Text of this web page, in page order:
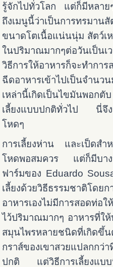
รู้จักไปทั่วโลก แต่ก็มีหลาย
ถึงเมนูนี้ว่าเป็นการทรมาน
ขนาดโตเนื้อแน่นนุ่ม สัตว์เ
ในปริมาณมากๆต่อวันเป็นเ
วิธีการให้อาหารก็จะทำกา
ฉีดอาหารเข้าไปเป็นจำนว
เหล่านี้เกิดเป็นไขมันพอกตั
เลี้ยงแบบปกติทั่วไป นี่จึง
โหดๆ
การเลี้ยงห่าน และเป็ดสำ
โหดพอสมควร แต่ก็มีบา
ฟาร์มของ Eduardo
เลี้ยงด้วยวิธีธรรมชาติโดย
อาหารเองไม่มีการสอดท่อ
ไว้ปริมาณมากๆ อาหารที่ใ
สมุนไพรหลายชนิดที่เกิดขึ้
กราส์ของเขาสวยแปลกกว่
ปกติ แต่วิธีการเลี้ยงแบบ